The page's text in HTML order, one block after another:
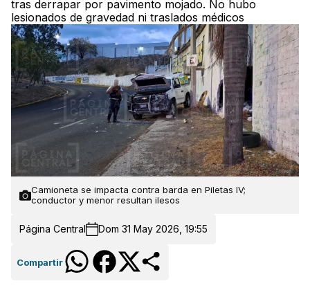
tras derrapar por pavimento mojado. No hubo
lesionados de gravedad ni traslados médicos
Camioneta se impacta contra barda en Piletas IV;
conductor y menor resultan ilesos
Página Central Dom 31 May 2026, 19:55
Compartir